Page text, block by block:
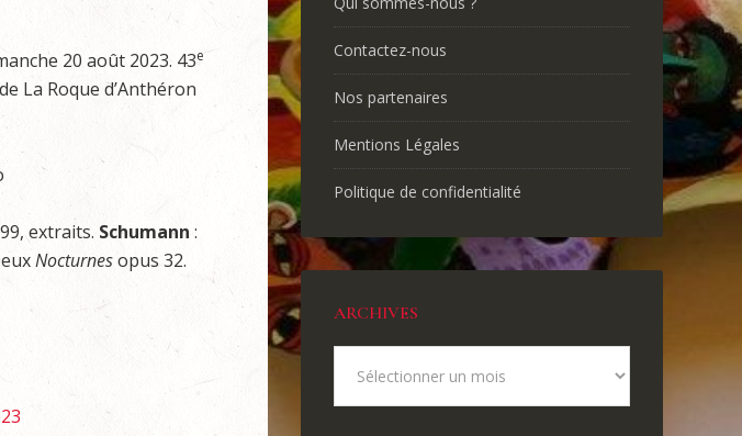
20 août 2023. 43e
La Roque d’Anthéron
extraits. Schumann :
Nocturnesopus 32.
Contactez-nous
Nos partenaires
Mentions Légales
Politique de confidentialité
ARCHIVES